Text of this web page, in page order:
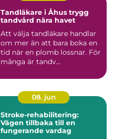
Tandläkare i Åhus trygg
tandvård nära havet
Att välja tandläkare handlar
om mer än att bara boka en
tid när en plomb lossnar. För
många är tandv...
08. jun
Stroke-rehabilitering:
Vägen tillbaka till en
fungerande vardag